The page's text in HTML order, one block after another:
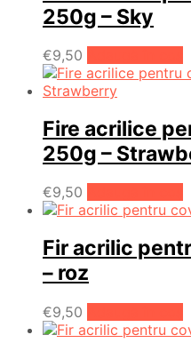
250g – Sky
€9,50
Fire acrilice
250g –
€9,50
Fir acrilic
– roz
€9,50